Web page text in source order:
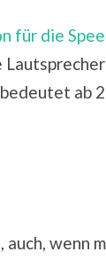
für die
ab
wenn